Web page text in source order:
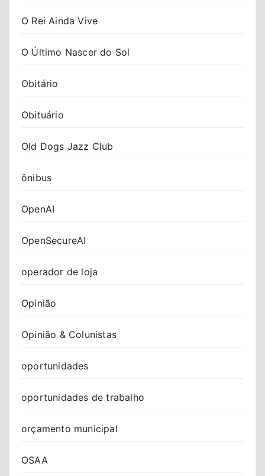
O Rei Ainda Vive
O Último Nascer do Sol
Obitário
Obituário
Old Dogs Jazz Club
ônibus
OpenAI
OpenSecureAI
operador de loja
Opinião
Opinião & Colunistas
oportunidades
oportunidades de trabalho
orçamento municipal
OSAA